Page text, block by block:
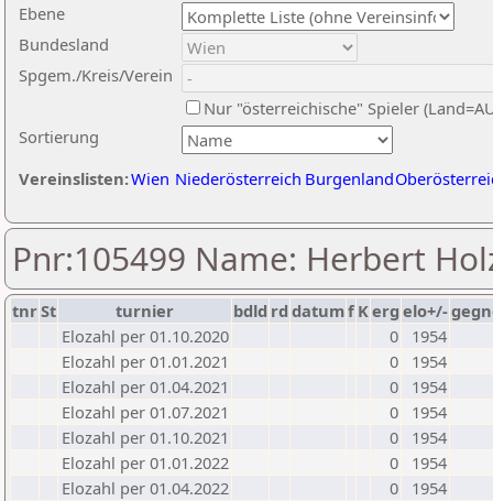
Ebene
Sortierung
Bundesland
Spgem./Kreis/Verein
Nur "österreichische" Spieler
Vereinslisten:Wien Niederösterreich Burgenland
Pnr:105499 Name: Herbert
tnrSt turnier bdld rd datumf Kerg elo+/-
Elozahl per 01.10.2020
0
1954
Elozahl per 01.01.2021
0
1954
Elozahl per 01.04.2021
0
1954
Elozahl per 01.07.2021
0
1954
Elozahl per 01.10.2021
0
1954
Elozahl per 01.01.2022
0
1954
Elozahl per 01.04.2022
0
1954